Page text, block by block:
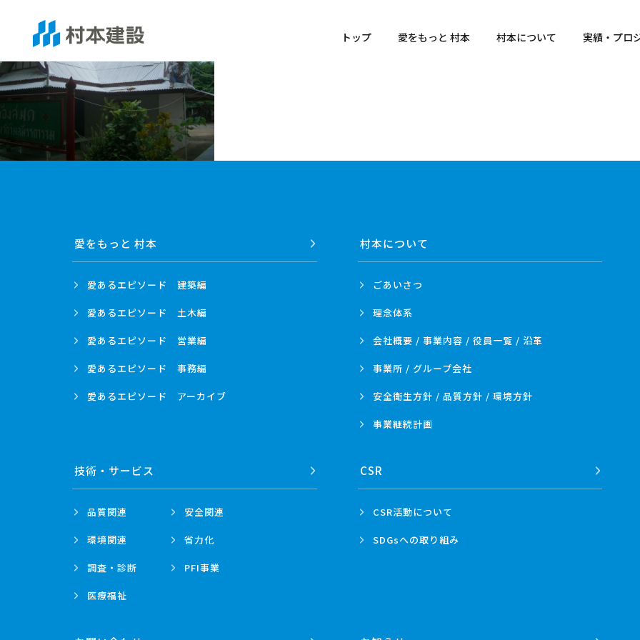
トップ 愛をもっと 村本 村本について 実績・プロ
愛をもっと 村本
愛あるエピソード 建築編
愛あるエピソード 土木編
愛あるエピソード 営業編
愛あるエピソード 事務編
愛あるエピソード アーカイブ
村本について
ごあいさつ
理念体系
会社概要 / 事業内容 / 役員一覧 / 沿革
事業所 / グループ会社
安全衛生方針 / 品質方針 / 環境方針
事業継続計画
技術・ サービス
品質関連 安全関連
環境関連 省力化
調査・診断 PFI事業
医療福祉
CSR
CSR活動について
SDGsへの取り組み